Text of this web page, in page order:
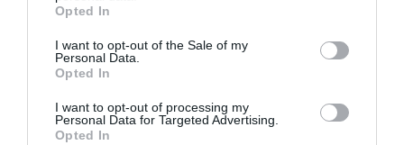
use your data for below specified purposes in below Google
consent section.
Opted In
I want to opt-out of the Sale of my
Personal Data.
Opted In
I want to opt-out of processing my
Personal Data for Targeted Advertising.
Opted In
Σκεπτική η Ρούλα Ζαννάκη αναλογίζεται τα 13,5 χρόνια που πέρασαν.
ένας νεαρός στην προεφηβεία… (φωτ. Εν Άνδρω).
Απάντησα: